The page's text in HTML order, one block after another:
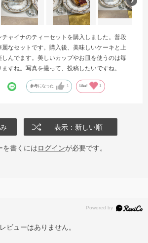
ャイナのティーセットを購入しました。普段
なセットです。購入後、美味しいケーキと上
んでます。美しいカップやお皿を使うのは毎
すね。写真を撮って、投稿したいですね。
参考になった 1 Like! 1
表示：新しい順
書くにはログインが必要です。
レビューはありません。